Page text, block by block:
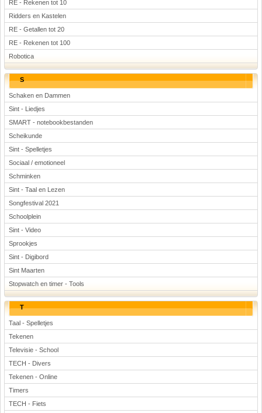
RE - Rekenen tot 10
Ridders en Kastelen
RE - Getallen tot 20
RE - Rekenen tot 100
Robotica
S
Schaken en Dammen
Sint - Liedjes
SMART - notebookbestanden
Scheikunde
Sint - Spelletjes
Sociaal / emotioneel
Schminken
Sint - Taal en Lezen
Songfestival 2021
Schoolplein
Sint - Video
Sprookjes
Sint - Digibord
Sint Maarten
Stopwatch en timer - Tools
T
Taal - Spelletjes
Tekenen
Televisie - School
TECH - Divers
Tekenen - Online
Timers
TECH - Fiets